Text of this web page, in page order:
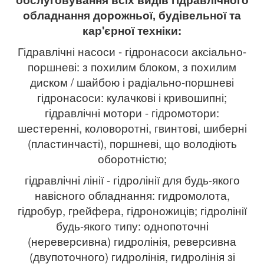
обладнання дорожньої, будівельної та
кар'єрної техніки:
Гідравлічні насоси - гідронасоси аксіально-
поршневі: з похилим блоком, з похилим
диском / шайбою і радіально-поршневі
гідронасоси: кулачкові і кривошипні;
гідравлічні мотори - гідромотори:
шестеренні, коловоротні, гвинтові, шиберні
(пластинчасті), поршневі, що володіють
оборотністю;
гідравлічні лінії - гідролінії для будь-якого
навісного обладнання: гидромолота,
гідробур, грейфера, гідроножиців; гідролінії
будь-якого типу: однопоточні
(нереверсивна) гидролінія, реверсивна
(двупоточного) гидролінія, гидролінія зі